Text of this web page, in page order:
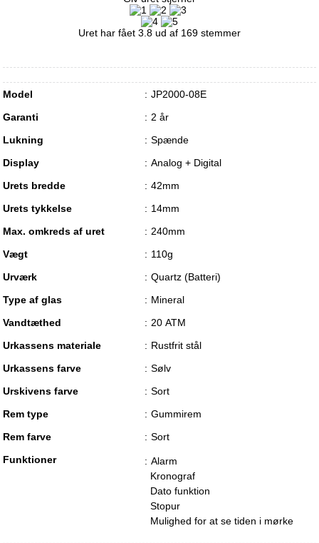
Uret har fået 3.8 ud af 169 stemmer
Model
JP2000-08E
Garanti
2 år
Lukning
Spænde
Display
Analog + Digital
Urets bredde
42mm
Urets tykkelse
14mm
Max. omkreds af uret
240mm
Vægt
110g
Urværk
Quartz (Batteri)
Type af glas
Mineral
Vandtæthed
20 ATM
Urkassens materiale
Rustfrit stål
Urkassens farve
Sølv
Urskivens farve
Sort
Rem type
Gummirem
Rem farve
Sort
Funktioner
Alarm
Kronograf
Dato funktion
Stopur
Mulighed for at se tiden i mørke